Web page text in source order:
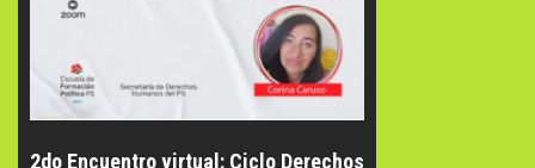
2do Encuentro virtual: Ciclo Derechos